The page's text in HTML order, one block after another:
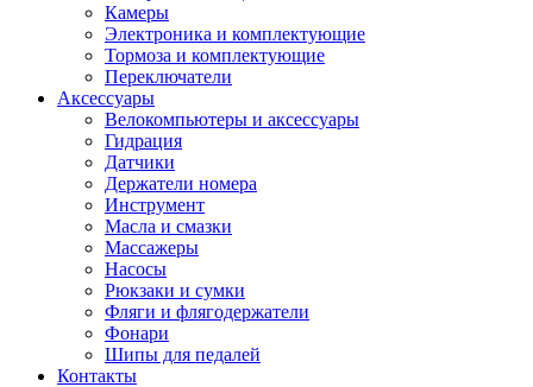
Камеры
Электроника и комплектующие
Тормоза и комплектующие
Переключатели
Аксессуары
Велокомпьютеры и аксессуары
Гидрация
Датчики
Держатели номера
Инструмент
Масла и смазки
Массажеры
Насосы
Рюкзаки и сумки
Фляги и флягодержатели
Фонари
Шипы для педалей
Контакты